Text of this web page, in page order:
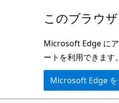
このブラウ
Microsoft Edge に
ートを利用できます。
Microsoft Edge を